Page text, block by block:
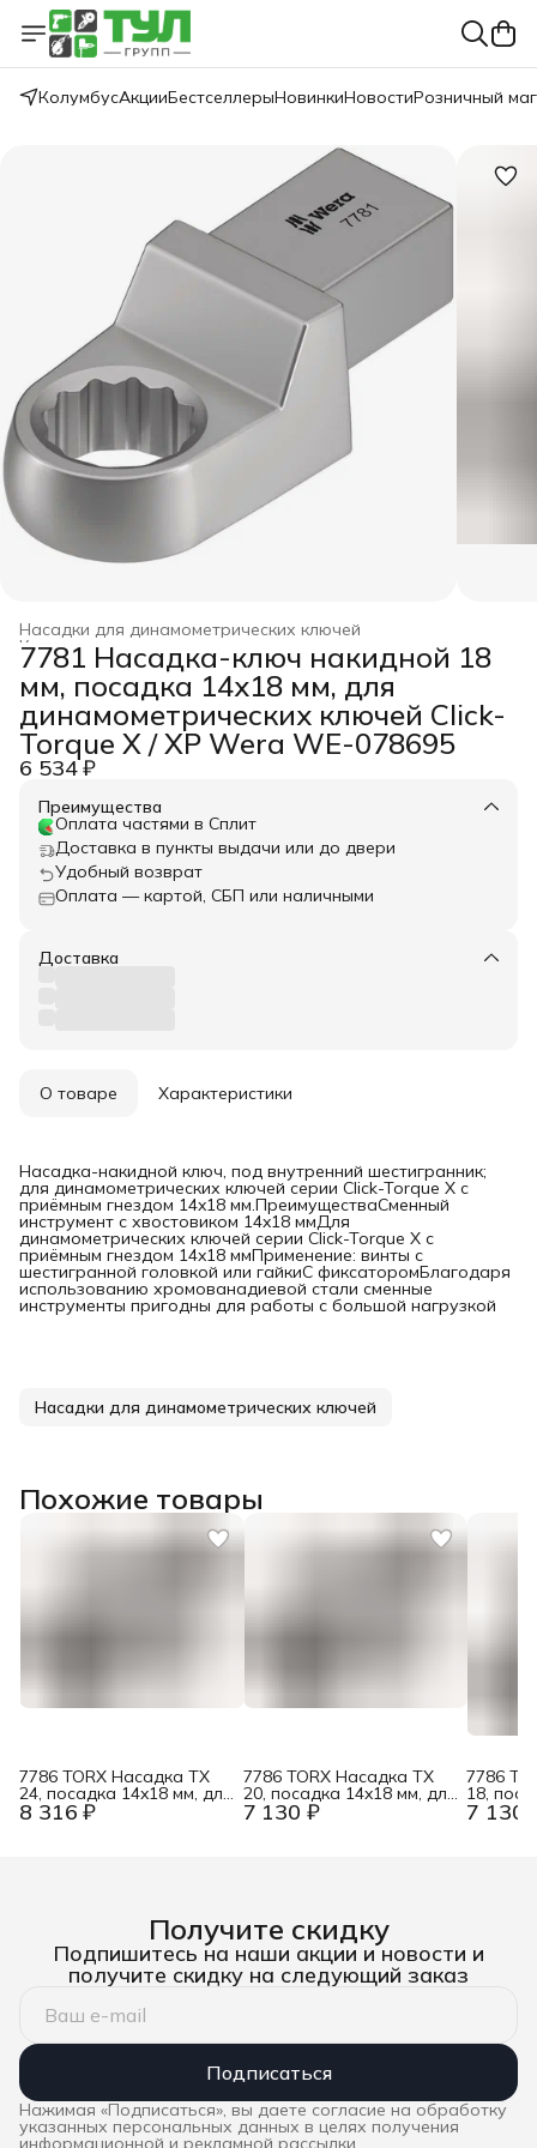
КолумбусАкцииБестселлерыНовинкиНовостиРозничный
Насадки для динамометрических ключей
Ключи динамометрические
Динамометрический инструмент ›
WERA ›
Главная ›
7781 Насадка-ключ накидной 18
мм, посадка 14x18 мм, для
динамометрических ключей Click-
Torque X / XP Wera WE-078695
6 534 ₽
Преимущества
Оплата частями в Сплит
Доставка в пункты выдачи или до двери
Удобный возврат
Оплата — картой, СБП или наличными
Доставка
О товаре Характеристики
Насадка-накидной ключ, под внутренний шестигранник;
для динамометрических ключей серии Click-Torque X с
приёмным гнездом 14x18 мм.ПреимуществаСменный
инструмент с хвостовиком 14x18 ммДля
динамометрических ключей серии Click-Torque X с
приёмным гнездом 14x18 ммПрименение: винты с
шестигранной головкой или гайкиС фиксаторомБлагодаря
использованию хромованадиевой стали сменные
инструменты пригодны для работы с большой нагрузкой
Насадки для динамометрических ключей
Похожие товары
8 316 ₽
7786 TORX Насадка TX
24, посадка 14x18 мм, для
динамометрических
ключей Click-Torque X / XP
7 130 ₽
7786 TORX Насадка TX
20, посадка 14x18 мм, для
динамометрических
ключей Click-Torque X / XP
7 130
7786
18,
ключей
Получите скидку
Подпишитесь на наши акции и новости и
получите скидку на следующий заказ
Подписаться
Нажимая «Подписаться», вы даете согласие на обработку
указанных персональных данных в целях получения
информационной и рекламной рассылки